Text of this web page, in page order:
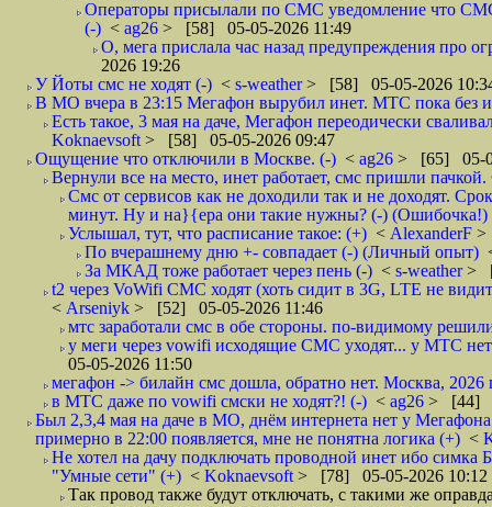
Операторы присылали по СМС уведомление что
(-) < ag26 > [58] 05-05-2026 11:49
О, мега прислала час назад предупреждения про
2026 19:26
У Йоты смс не ходят (-) < s-weather> [58] 05-05-2026
В МО вчера в 23:15 Мегафон вырубил инет. МТС пока без
Есть такое, 3 мая на даче, Мегафон переодически
Koknaevsoft > [58] 05-05-2026 09:47
Ощущение что отключили в Москве. (-) < ag26 > [65] 05-
Вернули все на место, инет работает, смс пришли
Смс от сервисов как не доходили так и не доходят.
минут. Ну и на}{ера они такие нужны? (-) (Ошибочка!)
Услышал, тут, что расписание такое: (+) < AlexanderF >
По вчерашнему дню +- совпадает (-) (Личный опыт)
За МКАД тоже работает через пень (-) < s-weather>
t2 через VoWifi СМС ходят (хоть сидит в 3G, LTE не
< Arseniyk > [52] 05-05-2026 11:46
мтс заработали смс в обе стороны. по-видимому
у меги через vowifi исходящие СМС уходят... у МТС
05-05-2026 11:50
мегафон -> билайн смс дошла, обратно нет. Москва, 2026
в МТС даже по vowifi смски не ходят?! (-) < ag26 > [44]
Был 2,3,4 мая на даче в МО, днём интернета нет у
примерно в 22:00 появляется, мне не понятна логика (+) <
Не хотел на дачу подключать проводной инет ибо симка
"Умные сети" (+) < Koknaevsoft > [78] 05-05-2026 10:12
Так провод также будут отключать, с такими же